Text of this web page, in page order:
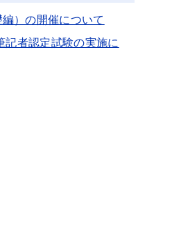
）の開催について
者認定試験の実施に